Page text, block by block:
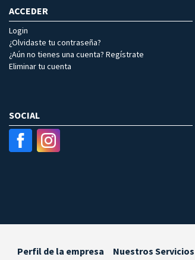
ACCEDER
Login
¿Olvidaste tu contraseña?
¿Aún no tienes una cuenta? Regístrate
Eliminar tu cuenta
SOCIAL
Perfil de la empresa Nuestros Servicios